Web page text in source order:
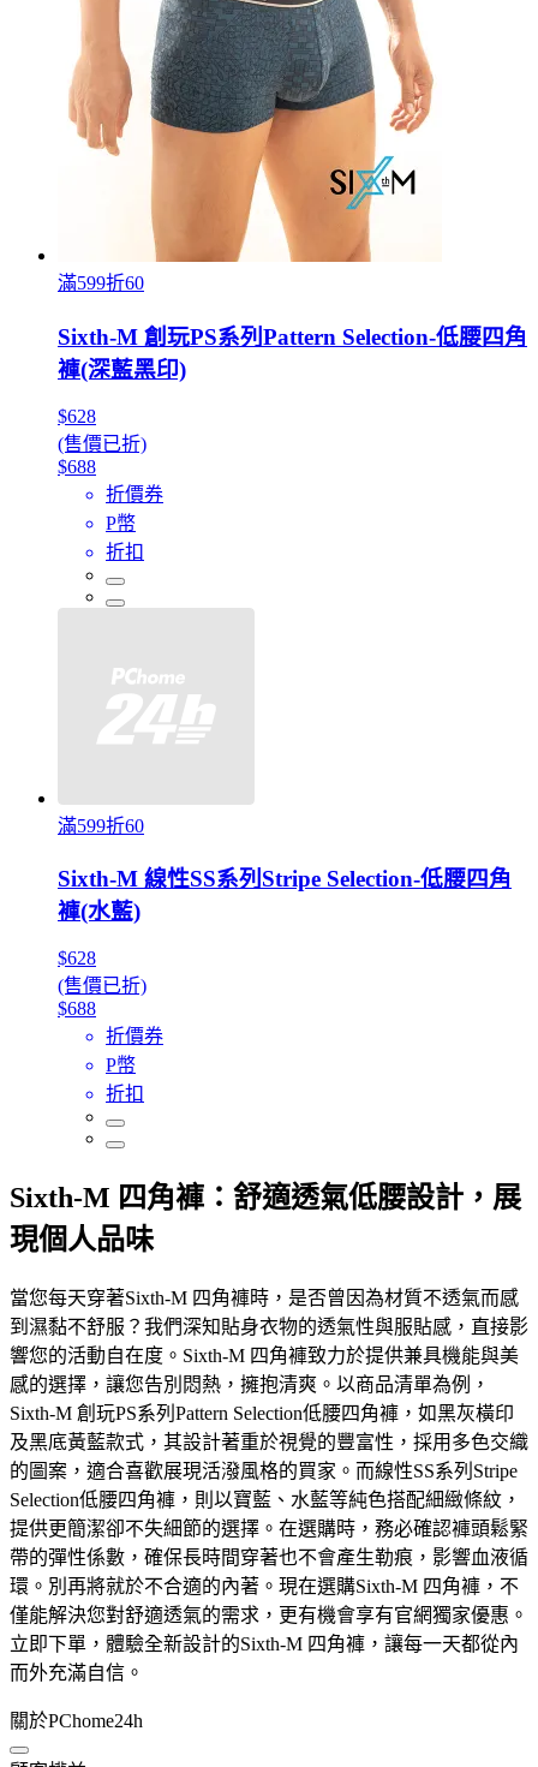
滿599折60
Sixth-M 創玩PS系列Pattern Selection-低腰四角
褲(深藍黑印)
$628
(售價已折)
$688
折價券
P幣
折扣
滿599折60
Sixth-M 線性SS系列Stripe Selection-低腰四角
褲(水藍)
$628
(售價已折)
$688
折價券
P幣
折扣
Sixth-M 四角褲：舒適透氣低腰設計，展
現個人品味
當您每天穿著Sixth-M 四角褲時，是否曾因為材質不透氣而感
到濕黏不舒服？我們深知貼身衣物的透氣性與服貼感，直接影
響您的活動自在度。Sixth-M 四角褲致力於提供兼具機能與美
感的選擇，讓您告別悶熱，擁抱清爽。以商品清單為例，
Sixth-M 創玩PS系列Pattern Selection低腰四角褲，如黑灰橫印
及黑底黃藍款式，其設計著重於視覺的豐富性，採用多色交織
的圖案，適合喜歡展現活潑風格的買家。而線性SS系列Stripe
Selection低腰四角褲，則以寶藍、水藍等純色搭配細緻條紋，
提供更簡潔卻不失細節的選擇。在選購時，務必確認褲頭鬆緊
帶的彈性係數，確保長時間穿著也不會產生勒痕，影響血液循
環。別再將就於不合適的內著。現在選購Sixth-M 四角褲，不
僅能解決您對舒適透氣的需求，更有機會享有官網獨家優惠。
立即下單，體驗全新設計的Sixth-M 四角褲，讓每一天都從內
而外充滿自信。
關於PChome24h